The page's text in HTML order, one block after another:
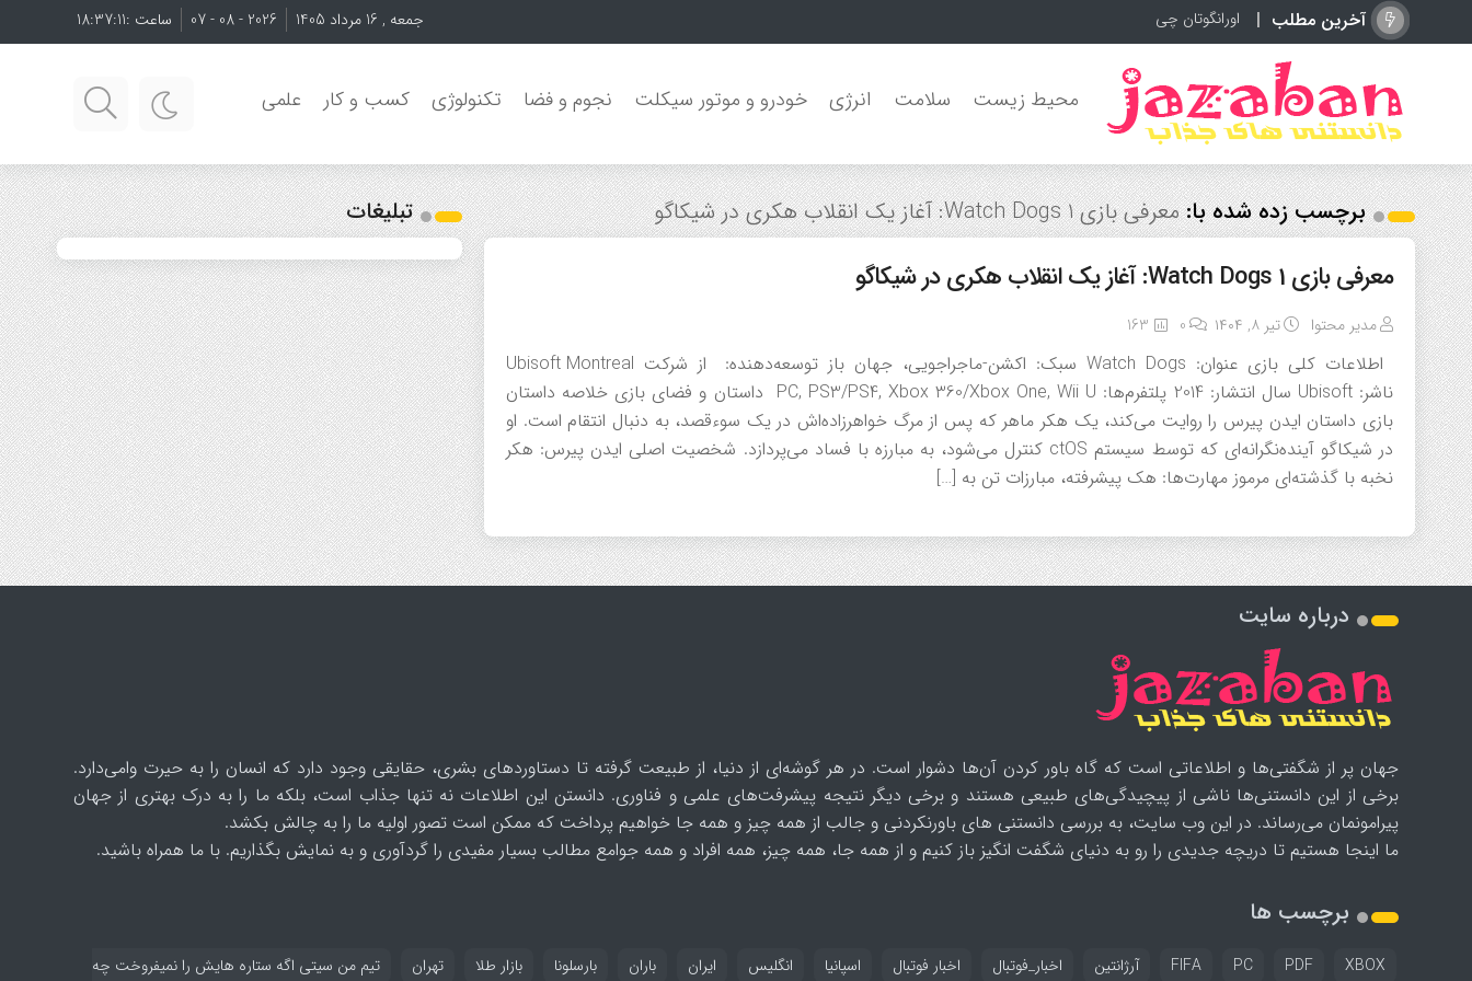
آخرین مطلب اورانگوتان چیست؟ آشنا جمعه , 16 مرداد 1405 2026 - 08 - 07 ساعت :18:37:11
محیط زیست سلامت انرژی خودرو و موتور سیکلت نجوم و فضا تکنولوژی کسب و کار علمی
برچسب زده شده با:معرفی بازی Watch Dogs 1: آغاز یک انقلاب هکری در شیکاگو
معرفی بازی Watch Dogs 1: آغاز یک انقلاب هکری در شیکاگو
مدیر محتوا تیر ۸, ۱۴۰۴ 0
163
اطلاعات کلی بازی عنوان: Watch Dogs سبک: اکشن-ماجراجویی، جهان باز توسعه‌دهنده: از شرکت Ubisoft Montreal
ناشر: Ubisoft سال انتشار: 2014 پلتفرم‌ها: PC, PS3/PS4, Xbox 360/Xbox One, Wii U داستان و فضای بازی خلاصه داستان
بازی داستان ایدن پیرس را روایت می‌کند، یک هکر ماهر که پس از مرگ خواهرزاده‌اش در یک سوءقصد، به دنبال انتقام است. او
در شیکاگو آینده‌نگرانه‌ای که توسط سیستم ctOS کنترل می‌شود، به مبارزه با فساد می‌پردازد. شخصیت اصلی ایدن پیرس: هکر
نخبه با گذشته‌ای مرموز مهارت‌ها: هک پیشرفته، مبارزات تن به […]
تبلیغات
درباره سایت
جهان پر از شگفتی‌ها و اطلاعاتی است که گاه باور کردن آن‌ها دشوار است. در هر گوشه‌ای از دنیا، از طبیعت گرفته تا دستاوردهای بشری، حقایقی وجود دارد که انسان را به حیرت وامی‌دارد.
برخی از این دانستنی‌ها ناشی از پیچیدگی‌های طبیعی هستند و برخی دیگر نتیجه پیشرفت‌های علمی و فناوری. دانستن این اطلاعات نه تنها جذاب است، بلکه ما را به درک بهتری از جهان
پیرامونمان می‌رساند. در این وب سایت، به بررسی دانستنی های باورنکردنی و جالب از همه چیز و همه جا خواهیم پرداخت که ممکن است تصور اولیه ما را به چالش بکشد.
ما اینجا هستیم تا دریچه جدیدی را رو به دنیای شگفت انگیز باز کنیم و از همه جا، همه چیز، همه افراد و همه جوامع مطالب بسیار مفیدی را گردآوری و به نمایش بگذاریم. با ما همراه باشید.
برچسب ها
FIFA PC PDF XBOX آرژانتین اخبار_فوتبال اخبار فوتبال اسپانیا انگلیس ایران باران بارسلونا بازار طلا تهران تیم من سیتی اگه ستاره هایش را نمیفروخت چه